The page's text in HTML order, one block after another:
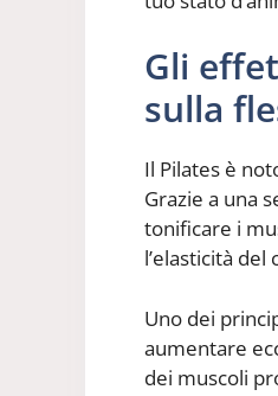
Gli
sulla
Il Pilates è
Grazie a una
tonificare i
l’elasticità del
Uno dei
aumentare
dei muscoli